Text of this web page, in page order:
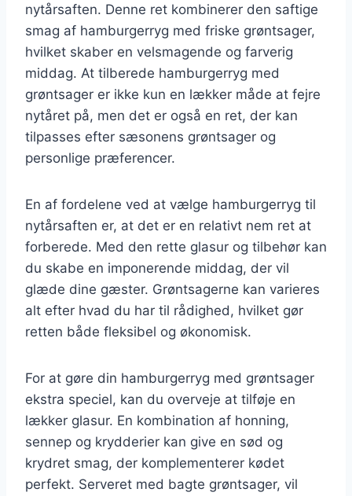
nytårsaften. Denne ret kombinerer den saftige
smag af hamburgerryg med friske grøntsager,
hvilket skaber en velsmagende og farverig
middag. At tilberede hamburgerryg med
grøntsager er ikke kun en lækker måde at fejre
nytåret på, men det er også en ret, der kan
tilpasses efter sæsonens grøntsager og
personlige præferencer.
En af fordelene ved at vælge hamburgerryg til
nytårsaften er, at det er en relativt nem ret at
forberede. Med den rette glasur og tilbehør kan
du skabe en imponerende middag, der vil
glæde dine gæster. Grøntsagerne kan varieres
alt efter hvad du har til rådighed, hvilket gør
retten både fleksibel og økonomisk.
For at gøre din hamburgerryg med grøntsager
ekstra speciel, kan du overveje at tilføje en
lækker glasur. En kombination af honning,
sennep og krydderier kan give en sød og
krydret smag, der komplementerer kødet
perfekt. Serveret med bagte grøntsager, vil